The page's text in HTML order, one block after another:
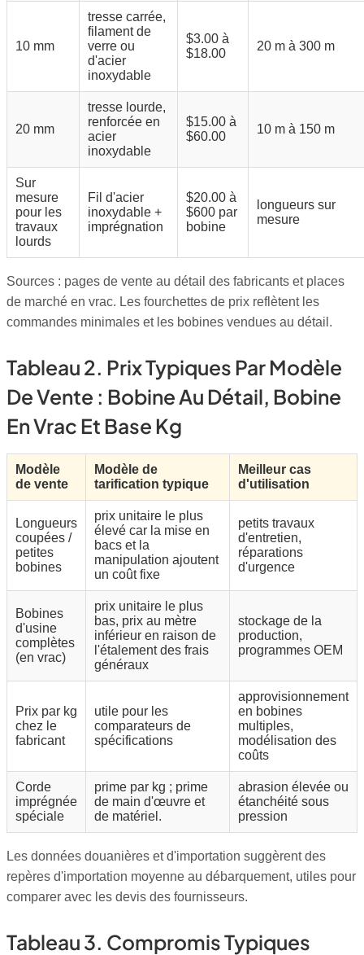
10 mm
tresse carrée,
filament de
verre ou
d'acier
inoxydable
$3.00 à
$18.00
20 m à 300 m
20 mm
tresse lourde,
renforcée en
acier
inoxydable
$15.00 à
$60.00
10 m à 150 m
Sur
mesure
pour les
travaux
lourds
Fil d'acier
inoxydable +
imprégnation
$20.00 à
$600 par
bobine
longueurs sur
mesure
Sources : pages de vente au détail des fabricants et places
de marché en vrac. Les fourchettes de prix reflètent les
commandes minimales et les bobines vendues au détail.
Tableau 2. Prix Typiques Par Modèle
De Vente : Bobine Au Détail, Bobine
En Vrac Et Base Kg
Modèle
de vente
Modèle de
tarification typique
Meilleur cas
d'utilisation
Longueurs
coupées /
petites
bobines
prix unitaire le plus
élevé car la mise en
bacs et la
manipulation ajoutent
un coût fixe
petits travaux
d'entretien,
réparations
d'urgence
Bobines
d'usine
complètes
(en vrac)
prix unitaire le plus
bas, prix au mètre
inférieur en raison de
l'étalement des frais
généraux
stockage de la
production,
programmes OEM
Prix par kg
chez le
fabricant
utile pour les
comparateurs de
spécifications
approvisionnement
en bobines
multiples,
modélisation des
coûts
Corde
imprégnée
spéciale
prime par kg ; prime
de main d'œuvre et
de matériel.
abrasion élevée ou
étanchéité sous
pression
Les données douanières et d'importation suggèrent des
repères d'importation moyenne au débarquement, utiles pour
comparer avec les devis des fournisseurs.
Tableau 3. Compromis Typiques